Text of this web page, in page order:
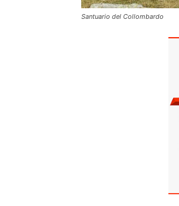
Santuario del Collombardo